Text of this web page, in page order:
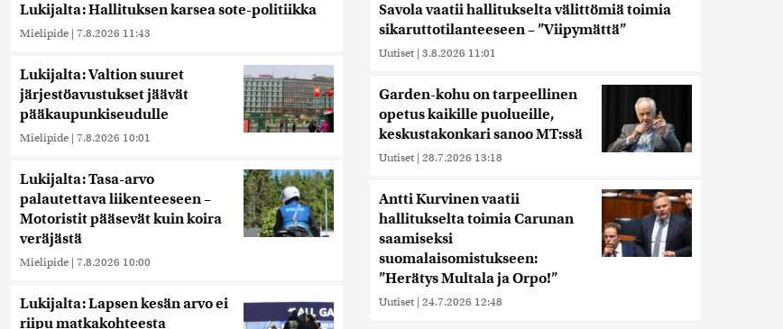
Lukijalta: Hallituksen karsea sote-politiikka
Mielipide | 7.8.2026 11:43
Lukijalta: Valtion suuret
järjestöavustukset jäävät
pääkaupunkiseudulle
Mielipide | 7.8.2026 10:01
Lukijalta: Tasa-arvo
palautettava liikenteeseen –
Motoristit pääsevät kuin koira
veräjästä
Mielipide | 7.8.2026 10:00
Lukijalta: Lapsen kesän arvo ei
riipu matkakohteesta
Savola vaatii hallitukselta välittömiä toimia
sikaruttotilanteeseen – ”Viipymättä”
Uutiset | 3.8.2026 11:01
Garden-kohu on tarpeellinen
opetus kaikille puolueille,
keskustakonkari sanoo MT:ssä
Uutiset | 28.7.2026 13:18
Antti Kurvinen vaatii
hallitukselta toimia Carunan
saamiseksi
suomalaisomistukseen:
”Herätys Multala ja Orpo!”
Uutiset | 24.7.2026 12:48